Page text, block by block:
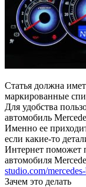
Статья должна
маркированные
Для удобства
автомобиль
Именно ее
если какие-то
Интернет поможет
автомобиля
studio.com/
Зачем это делать